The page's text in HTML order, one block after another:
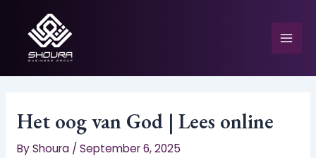
content
Het oog van God | Lees online
ByShoura /September 6, 2025